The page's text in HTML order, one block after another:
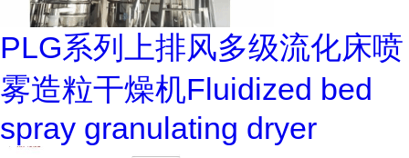
PLG系列上排风多级流化床喷
雾造粒干燥机Fluidized bed
spray granulating dryer